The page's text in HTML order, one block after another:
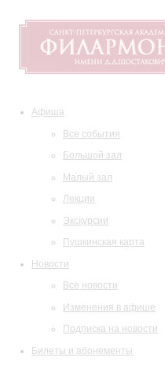
Афиша
Все события
Большой зал
Малый зал
Лекции
Экскурсии
Пушкинская карта
Новости
Все новости
Изменения в афише
Подписка на новости
Билеты и абонементы